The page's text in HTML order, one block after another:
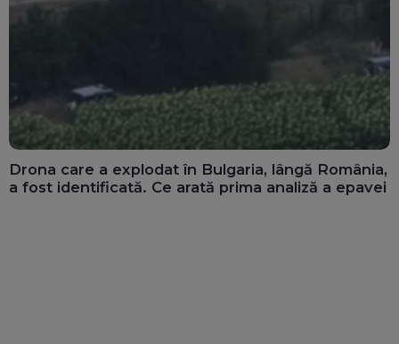
Drona care a explodat în Bulgaria, lângă România,
a fost identificată. Ce arată prima analiză a epavei